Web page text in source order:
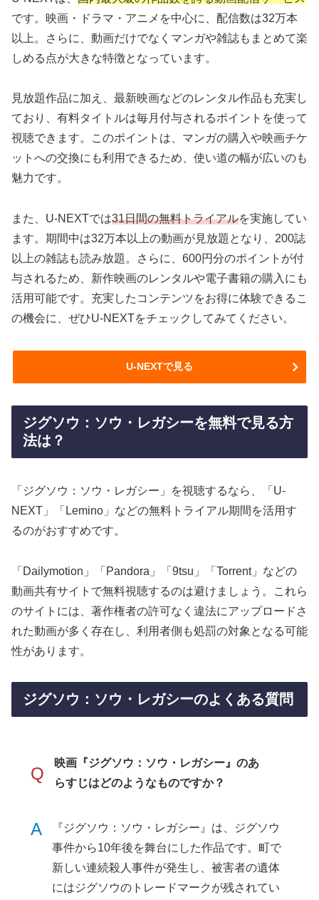
です。映画・ドラマ・アニメを中心に、配信数は32万本
以上。さらに、動画だけでなくマンガや雑誌もまとめて楽
しめる点が大きな特徴となっています。
見放題作品に加え、最新映画などのレンタル作品も充実し
ており、有料タイトルは毎月付与されるポイントを使って
視聴できます。このポイントは、マンガの購入や映画チケ
ットへの交換にも利用できるため、使い道の幅が広いのも
魅力です。
また、U-NEXTでは31日間の無料トライアルを実施してい
ます。期間中は32万本以上の動画が見放題となり、200誌
以上の雑誌も読み放題。さらに、600円分のポイントが付
与されるため、新作映画のレンタルや電子書籍の購入にも
活用可能です。充実したコンテンツをお得に体験できるこ
の機会に、ぜひU-NEXTをチェックしてみてください。
U-NEXTで見る
ジグソウ：ソウ・レガシーを無料で見る方
法は？
「ジグソウ：ソウ・レガシー」を視聴するなら、「U-
NEXT」「Lemino」などの無料トライアル期間を活用す
るのがおすすめです。
「Dailymotion」「Pandora」「9tsu」「Torrent」などの
動画共有サイトで無料視聴するのは避けましょう。これら
のサイトには、著作権者の許可なく違法にアップロードさ
れた動画が多く存在し、利用者側も処罰の対象となる可能
性があります。
ジグソウ：ソウ・レガシーのよくある質問
Q
映画『ジグソウ：ソウ・レガシー』のあ
らすじはどのようなものですか？
A
『ジグソウ：ソウ・レガシー』は、ジグソウ
事件から10年後を舞台にした作品です。町で
新しい連続殺人事件が発生し、被害者の遺体
にはジグソウのトレードマークが残されてい